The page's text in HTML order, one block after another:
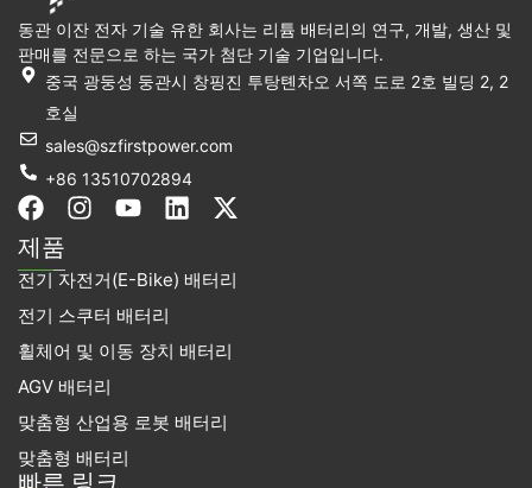
동관 이잔 전자 기술 유한 회사는 리튬 배터리의 연구, 개발, 생산 및
판매를 전문으로 하는 국가 첨단 기술 기업입니다.
중국 광둥성 둥관시 창핑진 투탕톈차오 서쪽 도로 2호 빌딩 2, 2
호실
sales@szfirstpower.com
+86 13510702894
F
a
c
e
b
o
o
k
인
그
램
유
링
인
X
위
제품
전기 자전거(E-Bike) 배터리
전기 스쿠터 배터리
휠체어 및 이동 장치 배터리
AGV 배터리
맞춤형 산업용 로봇 배터리
맞춤형 배터리